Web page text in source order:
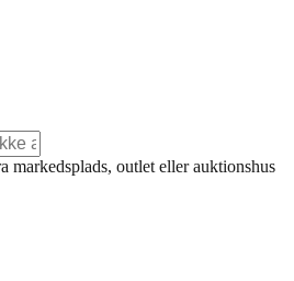
markedsplads, outlet eller auktionshus